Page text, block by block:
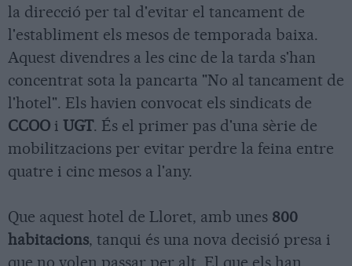
la direcció per tal d'evitar el tancament de
l'establiment els mesos de temporada baixa.
Aquest divendres a les cinc de la tarda s'han
concentrat sota la pancarta "No al tancament de
l'hotel". Els havien convocat els sindicats de
CCOO i UGT. És el primer pas d'una sèrie de
mobilitzacions per evitar perdre la feina entre
quatre i cinc mesos a l'any.
Que aquest hotel de Lloret, amb unes 800
habitacions, tanqui és una nova decisió presa i